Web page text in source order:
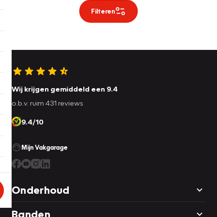
Filteren
Wij krijgen gemiddeld een 9.4
o.b.v. ruim 431 reviews
9.4/10
Mijn Vakgarage
Onderhoud
Banden